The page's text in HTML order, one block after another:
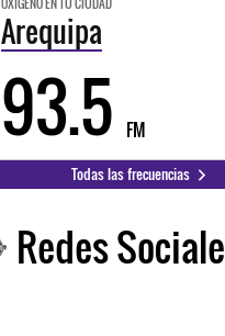
Arequipa
93.5 FM
Todas las frecuencias
Redes